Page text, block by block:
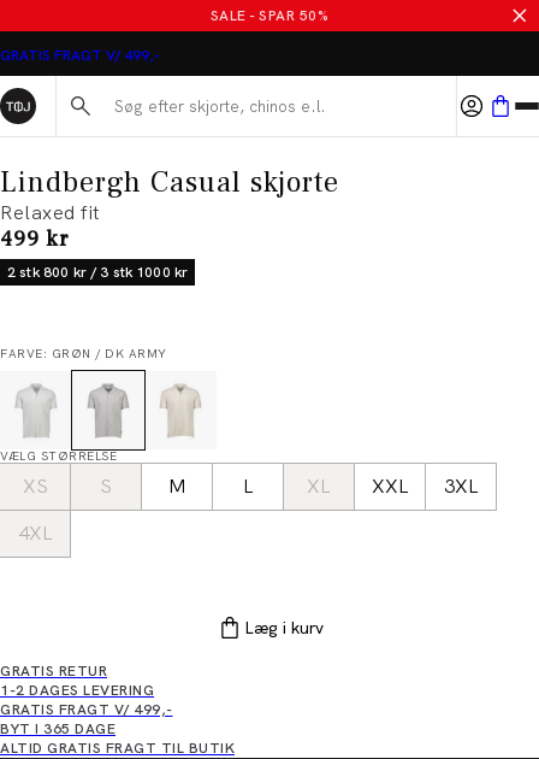
SALE - SPAR 50%
GRATIS FRAGT V/ 499,-
Søg her...
Lindbergh Casual skjorte
Relaxed fit
I alt (inkl. rabat)
499 kr
2 stk 800 kr / 3 stk 1000 kr
FARVE: GRØN / DK ARMY
VÆLG STØRRELSE
XS S M L XL XXL
3XL
4XL
Læg i kurv
GRATIS RETUR
1-2 DAGES LEVERING
GRATIS FRAGT V/ 499,-
BYT I 365 DAGE
ALTID GRATIS FRAGT TIL BUTIK